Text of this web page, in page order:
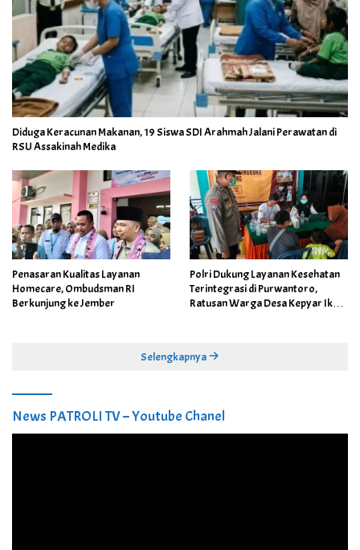
Diduga Keracunan Makanan, 19 Siswa SDI Arahmah Jalani Perawatan di
RSU Assakinah Medika
Penasaran Kualitas Layanan
Homecare, Ombudsman RI
Berkunjung ke Jember
Polri Dukung Layanan Kesehatan
Terintegrasi di Purwantoro,
Ratusan Warga Desa Kepyar Ikuti
Selengkapnya
News PATROLI TV – Youtube Chanel